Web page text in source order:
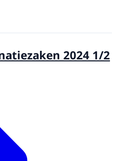
2024 1/2